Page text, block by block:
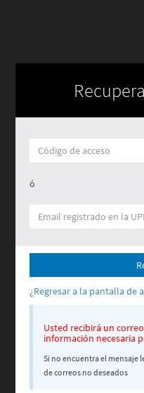
ó
¿Regresar a la pantalla de
Usted recibirá un
información necesaria
Si no encuentra el mensaje
de correos no deseados